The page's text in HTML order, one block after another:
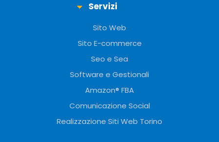
Servizi
Sito Web
Sito E-commerce
Seo e Sea
Software e Gestionali
Amazon® FBA
Comunicazione Social
Realizzazione Siti Web Torino